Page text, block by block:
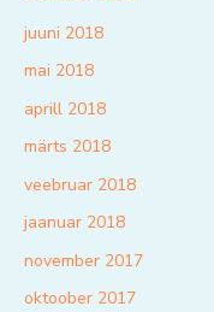
juuni 2018
mai 2018
aprill 2018
märts 2018
veebruar 2018
jaanuar 2018
november 2017
oktoober 2017